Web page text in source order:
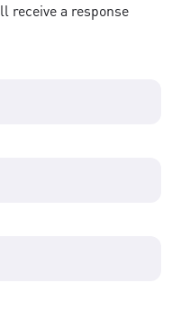
receive a response